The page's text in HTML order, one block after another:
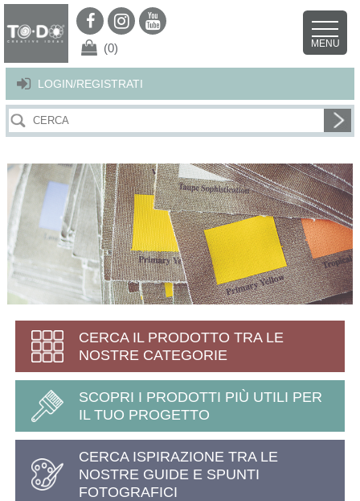
Per offrirti il miglior servizio possibile questo sito utilizza i cookies.
Continuando la navigazione nel sito autorizzi l’uso dei cookies. Per ulteriori
LOGIN/REGISTRATI
(0) MENU
CERCA IL PRODOTTO TRA LE
NOSTRE CATEGORIE
SCOPRI I PRODOTTI PIÙ UTILI PER
IL TUO PROGETTO
CERCA ISPIRAZIONE TRA LE
NOSTRE GUIDE E SPUNTI
FOTOGRAFICI